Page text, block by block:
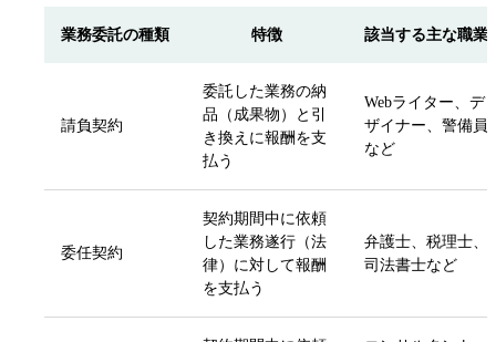
業務委託の種類 特徴 該当する主な職業
請負契約
委託した業務の納
品（成果物）と引
き換えに報酬を支
払う
Webライター、デ
ザイナー、警備員
など
委任契約
契約期間中に依頼
した業務遂行（法
律）に対して報酬
を支払う
弁護士、税理士、
司法書士など